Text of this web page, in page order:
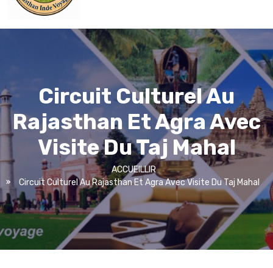
Circuit Culturel Au
Rajasthan Et Agra Avec
Visite Du Taj Mahal
ACCUEILLIR
Circuit Culturel Au Rajasthan Et Agra Avec Visite Du Taj Mahal